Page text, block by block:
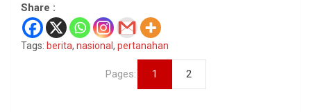
Share :
Tags: berita, nasional , pertanahan
Pages: 1 2